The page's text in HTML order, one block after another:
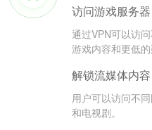
访问游戏服务器
通过VPN可以访
游戏内容和更低的
解锁流媒体内容
用户可以访问不
和电视剧。